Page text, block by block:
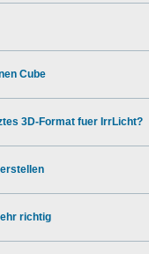
Cube
3D-Format fuer IrrLicht?
richtig